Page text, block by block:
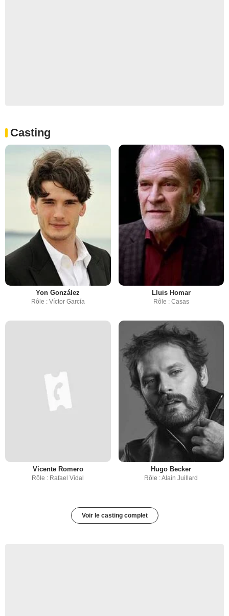
Casting
Yon González
Rôle : Víctor García
Lluis Homar
Rôle : Casas
Vicente Romero
Rôle : Rafael Vidal
Hugo Becker
Rôle : Alain Juillard
Voir le casting complet